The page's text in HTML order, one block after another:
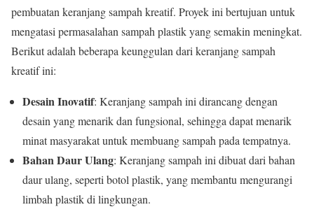
pembuatan keranjang sampah kreatif. Proyek ini bertujuan untuk
mengatasi permasalahan sampah plastik yang semakin meningkat.
Berikut adalah beberapa keunggulan dari keranjang sampah
kreatif ini:
Desain Inovatif: Keranjang sampah ini dirancang dengan
desain yang menarik dan fungsional, sehingga dapat menarik
minat masyarakat untuk membuang sampah pada tempatnya.
Bahan Daur Ulang: Keranjang sampah ini dibuat dari bahan
daur ulang, seperti botol plastik, yang membantu mengurangi
limbah plastik di lingkungan.